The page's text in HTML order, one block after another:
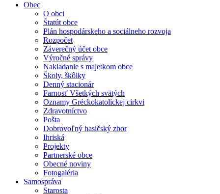
Obec
O obci
Štatút obce
Plán hospodárskeho a sociálneho rozvoja
Rozpočet
Záverečný účet obce
Výročné správy
Nakladanie s majetkom obce
Školy, škôlky
Denný stacionár
Farnosť Všetkých svätých
Oznamy Gréckokatolíckej cirkvi
Zdravotníctvo
Pošta
Dobrovoľný hasičský zbor
Ihriská
Projekty
Partnerské obce
Obecné noviny
Fotogaléria
Samospráva
Starosta